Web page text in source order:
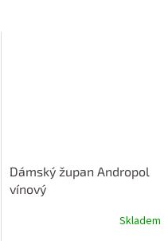
Dámský župan Andropol
vínový
Skladem